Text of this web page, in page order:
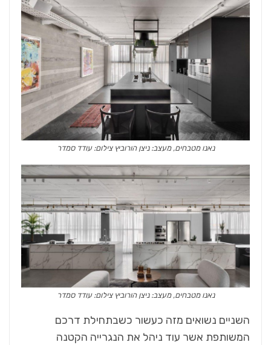
נאנו מטבחים, מעצב: ניצן הורוביץ צילום: עודד סמדר
נאנו מטבחים, מעצב: ניצן הורוביץ צילום: עודד סמדר
השניים נשואים מזה כעשור כשבתחילת דרכם
המשותפת אשר עוד ניהל את הנגרייה הקטנה